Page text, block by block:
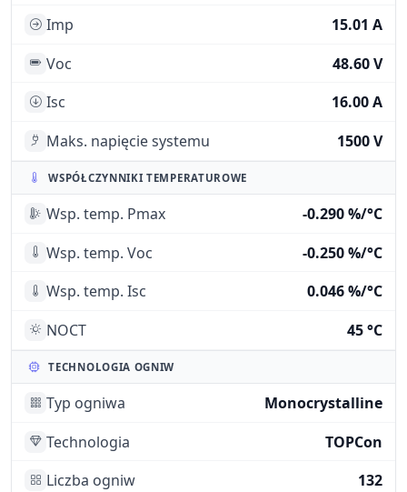
Imp
15.01 A
Voc
48.60 V
Isc
16.00 A
Maks. napięcie systemu
1500 V
WSPÓŁCZYNNIKI TEMPERATUROWE
Wsp. temp. Pmax
-0.290 %/°C
Wsp. temp. Voc
-0.250 %/°C
Wsp. temp. Isc
0.046 %/°C
NOCT
45 °C
TECHNOLOGIA OGNIW
Typ ogniwa
Monocrystalline
Technologia
TOPCon
Liczba ogniw
132